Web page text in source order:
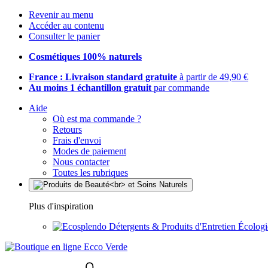
Revenir au menu
Accéder au contenu
Consulter le panier
Cosmétiques 100% naturels
France : Livraison standard gratuite à partir de 49,90 €
Au moins 1 échantillon gratuit par commande
Aide
Où est ma commande ?
Retours
Frais d'envoi
Modes de paiement
Nous contacter
Toutes les rubriques
Plus d'inspiration
Détergents & Produits d'Entretien